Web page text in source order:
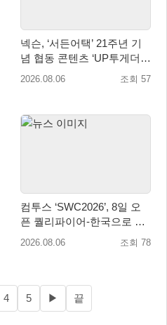
넥슨, ‘서든어택’ 21주년 기
념 협동 콘텐츠 ‘UP투게더’
업데이트
2026.08.06 조회 57
컴투스 ‘SWC2026’, 8일 오
픈 퀄리파이어-한국으로 시
즌 개막!
2026.08.06 조회 78
4 5 ▶ 끝